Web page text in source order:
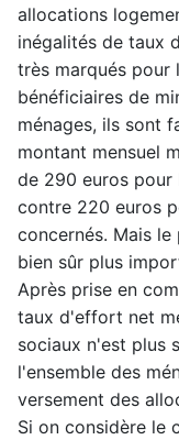
allocations
inégalités de taux
très marqués
bénéficiaires de
ménages, ils sont
montant mensuel
de 290 euros pour
contre 220 euros
concernés. Mais
bien sûr plus
Après prise en
taux d'effort net
sociaux n'est plus
l'ensemble des
versement des
Si on considère le